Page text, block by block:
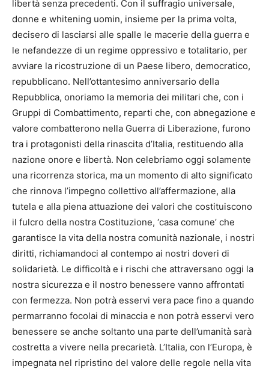
libertà senza precedenti. Con il suffragio universale,
donne e whitening uomin, insieme per la prima volta,
decisero di lasciarsi alle spalle le macerie della guerra e
le nefandezze di un regime oppressivo e totalitario, per
avviare la ricostruzione di un Paese libero, democratico,
repubblicano. Nell’ottantesimo anniversario della
Repubblica, onoriamo la memoria dei militari che, con i
Gruppi di Combattimento, reparti che, con abnegazione e
valore combatterono nella Guerra di Liberazione, furono
tra i protagonisti della rinascita d’Italia, restituendo alla
nazione onore e libertà. Non celebriamo oggi solamente
una ricorrenza storica, ma un momento di alto significato
che rinnova l’impegno collettivo all’affermazione, alla
tutela e alla piena attuazione dei valori che costituiscono
il fulcro della nostra Costituzione, ‘casa comune’ che
garantisce la vita della nostra comunità nazionale, i nostri
diritti, richiamandoci al contempo ai nostri doveri di
solidarietà. Le difficoltà e i rischi che attraversano oggi la
nostra sicurezza e il nostro benessere vanno affrontati
con fermezza. Non potrà esservi vera pace fino a quando
permarranno focolai di minaccia e non potrà esservi vero
benessere se anche soltanto una parte dell’umanità sarà
costretta a vivere nella precarietà. L’Italia, con l’Europa, è
impegnata nel ripristino del valore delle regole nella vita